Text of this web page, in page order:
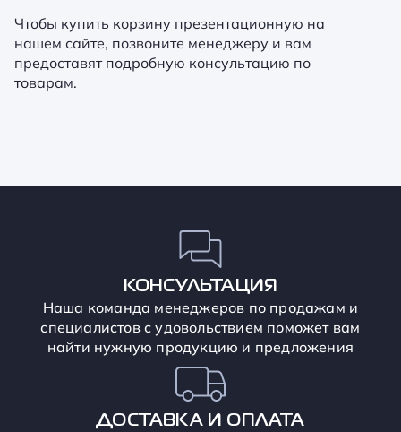
Чтобы купить корзину презентационную на
нашем сайте, позвоните менеджеру и вам
предоставят подробную консультацию по
товарам.
КОНСУЛЬТАЦИЯ
Наша команда менеджеров по продажам и
специалистов с удовольствием поможет вам
найти нужную продукцию и предложения
ДОСТАВКА И ОПЛАТА